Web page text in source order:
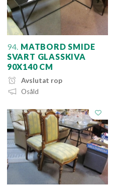
94. MATBORD SMIDE
SVART GLASSKIVA
90X140 CM
Avslutat rop
Osåld